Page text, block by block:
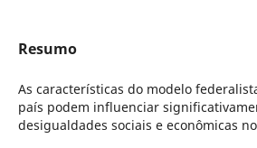
Resumo
As características do modelo
país podem influenciar
desigualdades sociais e econômicas